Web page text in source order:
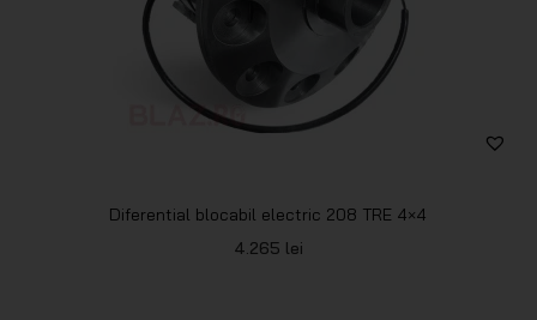
Diferential blocabil electric 208 TRE 4×4
4.265 lei